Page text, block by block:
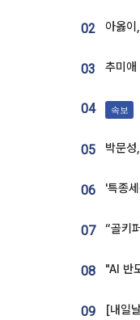
02
03
04 속보
05
06
07
08
09